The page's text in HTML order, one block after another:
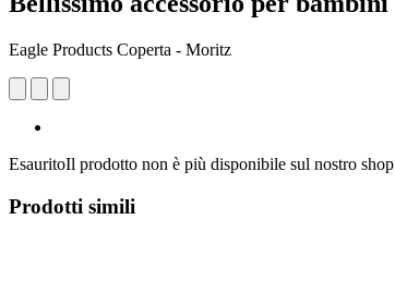
Eagle Products Coperta - Moritz
EsauritoIl prodotto non è più disponibile sul nostro shop
Prodotti simili